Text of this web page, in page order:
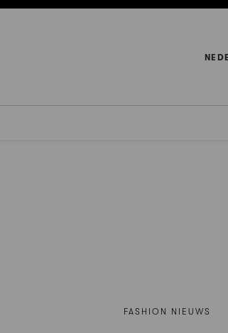
FASHION NIEUWS